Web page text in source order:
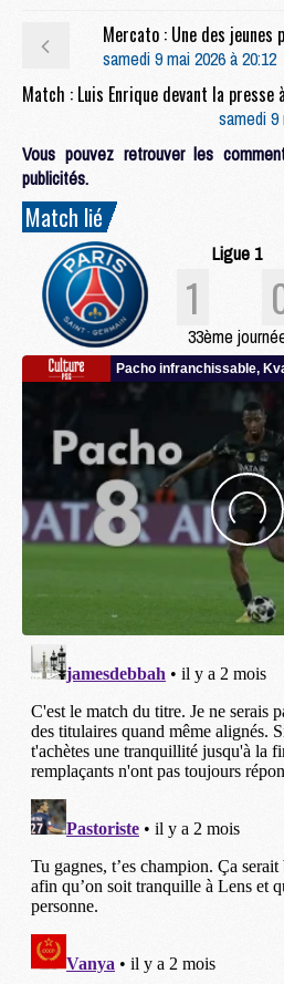
samedi 9 mai 2026 à 20:12
samedi 9
Vous pouvez retrouver les
publicités.
Match lié
Ligue 1
1
33ème